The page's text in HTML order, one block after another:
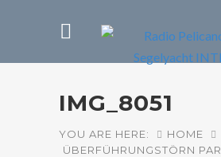
IMG_8051
YOU ARE HERE:
HOME
ÜBERFÜHRUNGSTÖRN